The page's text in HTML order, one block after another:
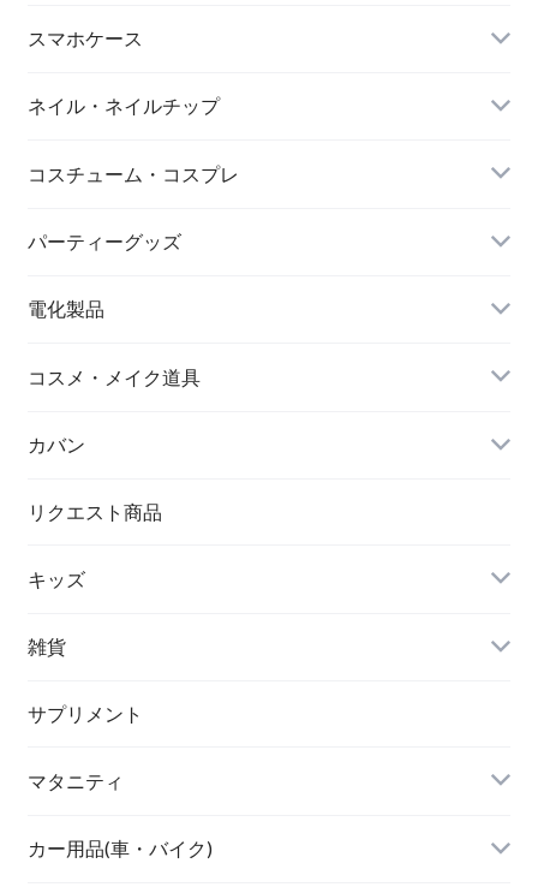
ダイエット
アイマスク
靴下・ソックス
シワ取りテープ
キーホルダー
スマホケース
iPhone
ネイル・ネイルチップ
コスチューム・コスプレ
クリスマス
パーティーグッズ
電化製品
ドローン
コスメ・メイク道具
メイクブラシ
シワ取りテープ
カバン
トートバッグ
リュック
クラッチバッグ
リクエスト商品
キッズ
アウター(女の子)
ボディケア・スキンケア
雑貨
POETIC
キッチングッズ
サプリメント
マタニティ
トップス
カー用品(車・バイク)